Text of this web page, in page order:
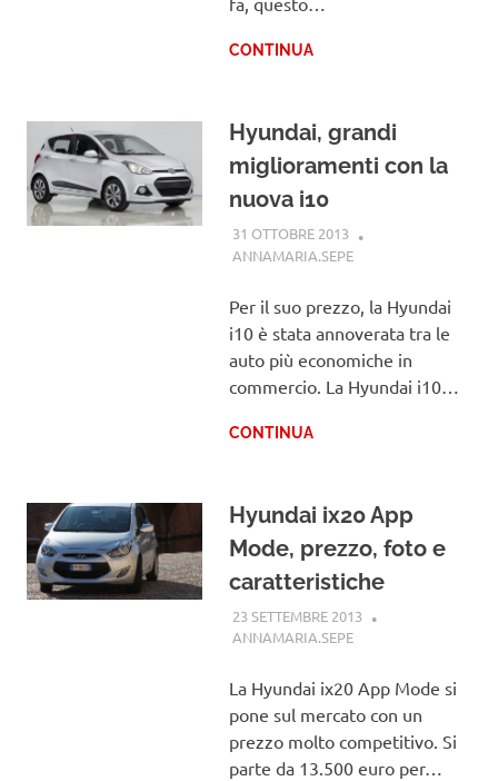
CONTINUA
Hyundai, grandi
miglioramenti con la
nuova i10
31 OTTOBRE 2013
ANNAMARIA.SEPEHYUNDAI
Per il suo prezzo, la Hyundai
i10 è stata annoverata tra le
auto più economiche in
commercio. La Hyundai i10…
CONTINUA
Hyundai ix20 App
Mode, prezzo, foto e
caratteristiche
23 SETTEMBRE 2013
ANNAMARIA.SEPEHYUNDAI
La Hyundai ix20 App Mode si
pone sul mercato con un
prezzo molto competitivo. Si
parte da 13.500 euro per…